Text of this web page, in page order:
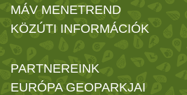
MÁV MENETREND
KÖZÚTI INFORMÁCIÓK
PARTNEREINK
EURÓPA GEOPARKJAI